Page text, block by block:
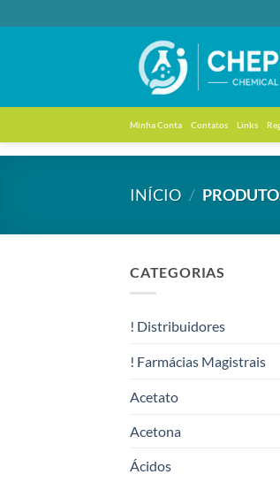
to
Minha Conta Contatos Links
INÍCIO /
CATEGORIAS
! Distribuidores
! Farmácias Magistrais
Acetato
Acetona
Ácidos